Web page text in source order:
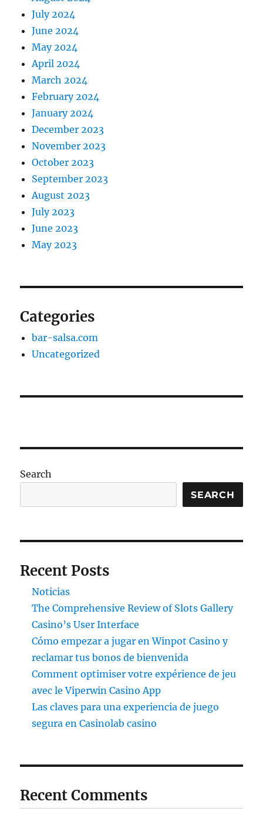
July 2024
June 2024
May 2024
April 2024
March 2024
February 2024
January 2024
December 2023
November 2023
October 2023
September 2023
August 2023
July 2023
June 2023
May 2023
Categories
bar-salsa.com
Uncategorized
Search
SEARCH
Recent Posts
Noticias
The Comprehensive Review of Slots Gallery
Casino’s User Interface
Cómo empezar a jugar en Winpot Casino y
reclamar tus bonos de bienvenida
Comment optimiser votre expérience de jeu
avec le Viperwin Casino App
Las claves para una experiencia de juego
segura en Casinolab casino
Recent Comments